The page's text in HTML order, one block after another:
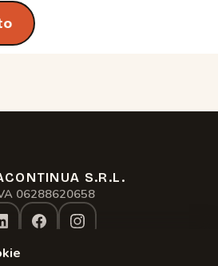
subito
S.R.L.
06288620658